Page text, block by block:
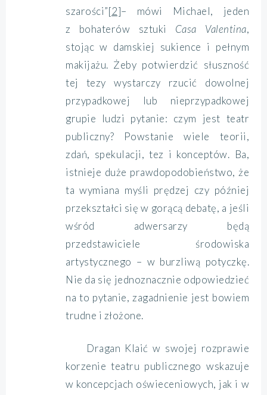
szarości”[2]– mówi Michael, jeden
z bohaterów sztuki Casa Valentina,
stojąc w damskiej sukience i pełnym
makijażu. Żeby potwierdzić słuszność
tej tezy wystarczy rzucić dowolnej
przypadkowej lub nieprzypadkowej
grupie ludzi pytanie: czym jest teatr
publiczny? Powstanie wiele teorii,
zdań, spekulacji, tez i konceptów. Ba,
istnieje duże prawdopodobieństwo, że
ta wymiana myśli prędzej czy później
przekształci się w gorącą debatę, a jeśli
wśród adwersarzy będą
przedstawiciele środowiska
artystycznego – w burzliwą potyczkę.
Nie da się jednoznacznie odpowiedzieć
na to pytanie, zagadnienie jest bowiem
trudne i złożone.
Dragan Klaić w swojej rozprawie
korzenie teatru publicznego wskazuje
w koncepcjach oświeceniowych, jak i w